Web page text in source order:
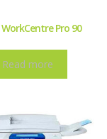
Pro 90
Read more